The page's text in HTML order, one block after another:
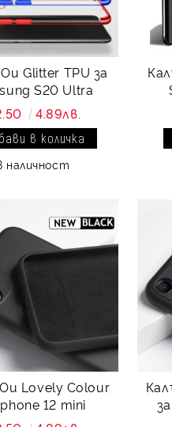
Glitter TPU за
S20 Ultra
4.89лв.
наличност
Lovely Colour
12 mini